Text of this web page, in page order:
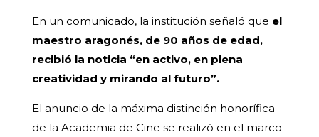
En un comunicado, la institución señaló que el
maestro aragonés, de 90 años de edad,
recibió la noticia “en activo, en plena
creatividad y mirando al futuro”.
El anuncio de la máxima distinción honorífica
de la Academia de Cine se realizó en el marco